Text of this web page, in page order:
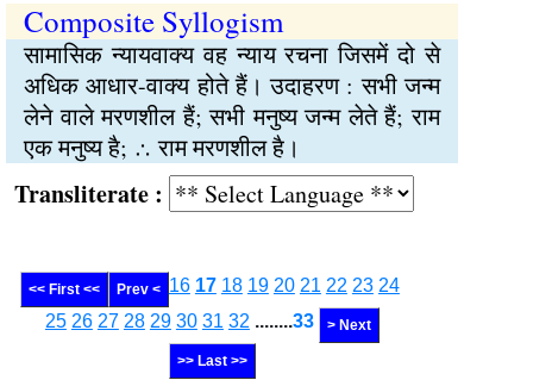
Composite Syllogism
सामासिक न्यायवाक्य वह न्याय रचना जिसमें दो से
अधिक आधार-वाक्य होते हैं। उदाहरण : सभी जन्म
लेने वाले मरणशील हैं; सभी मनुष्य जन्म लेते हैं; राम
एक मनुष्य है; ∴ राम मरणशील है।
:
<< First << Prev < 16 17 18 19 20 21 22 23 24
25 26 27 28 29 30 31 32 ........33 > Next
>> Last >>